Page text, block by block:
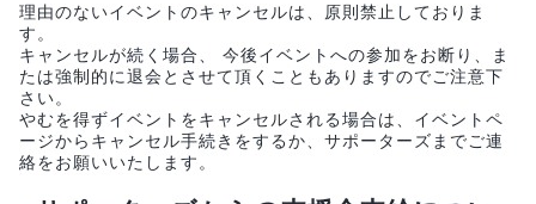
理由のないイベントのキャンセルは、原則禁止しておりま
す。
キャンセルが続く場合、 今後イベントへの参加をお断り、ま
たは強制的に退会とさせて頂くこともありますのでご注意下
さい。
やむを得ずイベントをキャンセルされる場合は、イベントペ
ージからキャンセル手続きをするか、サポーターズまでご連
絡をお願いいたします。